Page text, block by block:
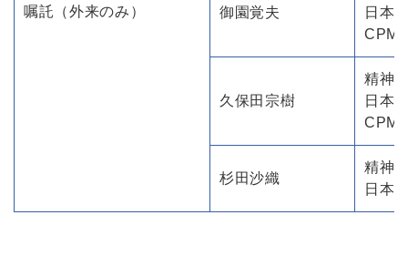
嘱託（外来のみ） 御園覚夫
日本
久保田宗樹
精神
日本
杉田沙織
精神
日本